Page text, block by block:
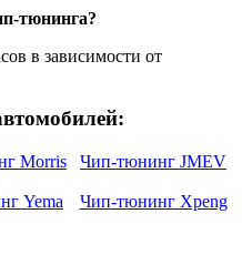
тюнинга?
в зависимости от
Morris Чип-тюнинг JMEV
Yema Чип-тюнинг Xpeng